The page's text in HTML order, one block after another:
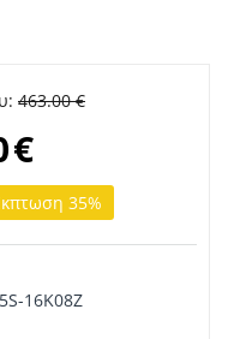
463.00 €
€
35%
16K08Z